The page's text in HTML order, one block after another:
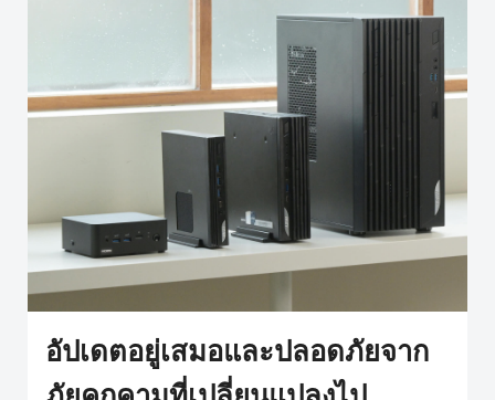
อัปเดตอยู่เสมอและปลอดภัยจาก